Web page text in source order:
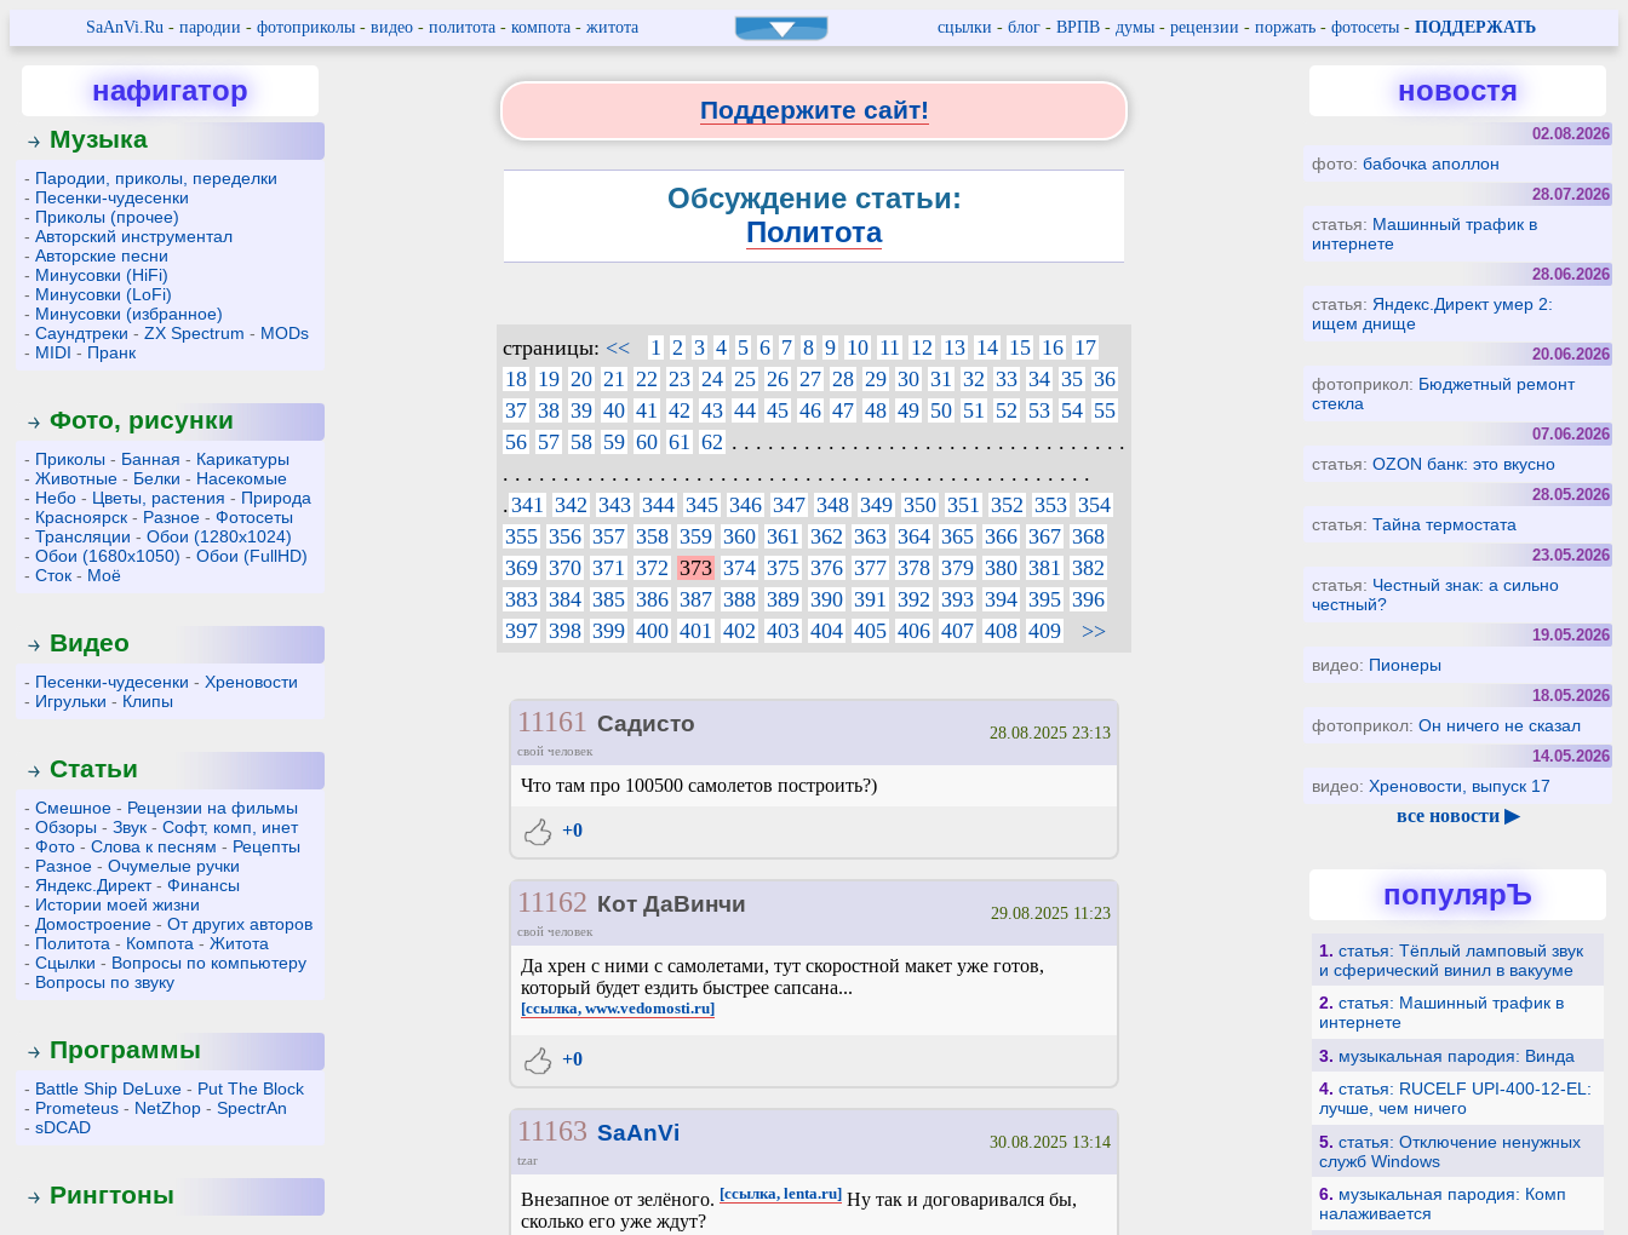
SaAnVi.Ru- пародии - фотоприколы- видео- политота- компота- житота сцылки - блог- ВРПВ- думы- рецензии - поржать- фотосеты - ПОДДЕРЖАТЬ
нафигатор
Музыка
- Пародии, приколы, переделки
- Песенки-чудесенки
- Приколы (прочее)
-Авторский инструментал
-Авторские песни
- Минусовки (HiFi)
- Минусовки (LoFi)
- Минусовки (избранное)
-Саундтреки -ZX Spectrum - MODs
- MIDI - Пранк
Фото, рисунки
- Приколы - Банная - Карикатуры
-Животные - Белки - Насекомые
- Небо - Цветы, растения - Природа
- Красноярск - Разное -Фотосеты
-Трансляции -Обои (1280x1024)
-Обои (1680x1050) -Обои (FullHD)
-Сток - Моё
Видео
- Песенки-чудесенки -Хреновости
- Игрульки - Клипы
Статьи
-Смешное - Рецензии на фильмы
-Обзоры -Звук -Софт, комп, инет
-Фото -Слова к песням - Рецепты
- Разное -Очумелые ручки
- Яндекс.Директ-Финансы
- Истории моей жизни
- Домостроение -От других авторов
- Политота - Компота -Житота
-Сцылки - Вопросы по компьютеру
- Вопросы по звуку
Программы
- Battle Ship DeLuxe - Put The Block
- Prometeus - NetZhop -SpectrAn
-sDCAD
Рингтоны
Поддержите сайт!
Обсуждение статьи:
Политота
страницы: << 1 2 3 4 5 6 7 8 9 10 11 12 13 14 15 16 17
18 19 20 21 22 23 24 25 26 27 28 29 30 31 32 33 34 35 36
37 38 39 40 41 42 43 44 45 46 47 48 49 50 51 52 53 54 55
56 57 58 59 60 61 62 . . . . . . . . . . . . . . . . . . . . . . . . . . . . . . . . .
. . . . . . . . . . . . . . . . . . . . . . . . . . . . . . . . . . . . . . . . . . . . . . . . .
.341 342 343 344 345 346 347 348 349 350 351 352 353 354
355 356 357 358 359 360 361 362 363 364 365 366 367 368
369 370 371 372 373 374 375 376 377 378 379 380 381 382
383 384 385 386 387 388 389 390 391 392 393 394 395 396
397 398 399 400 401 402 403 404 405 406 407 408 409 >>
11161 Садисто
свой человек
28.08.2025 23:13
Что там про 100500 самолетов построить?)
+0
11162 Кот ДаВинчи
свой человек
29.08.2025 11:23
Да хрен с ними с самолетами, тут скоростной макет уже готов,
который будет ездить быстрее сапсана...
[ссылка, www.vedomosti.ru]
+0
11163 SaAnVi
tzar
30.08.2025 13:14
Внезапное от зелёного. [ссылка, lenta.ru] Ну так и договаривался бы,
сколько его уже ждут?
новостя
02.08.2026
фото:бабочка аполлон
28.07.2026
статья: Машинный трафик в
интернете
28.06.2026
статья: Яндекс.Директ умер 2:
ищем днище
20.06.2026
фотоприкол: Бюджетный ремонт
стекла
07.06.2026
статья:OZON банк: это вкусно
28.05.2026
статья:Тайна термостата
23.05.2026
статья: Честный знак: а сильно
честный?
19.05.2026
видео: Пионеры
18.05.2026
фотоприкол:Он ничего не сказал
14.05.2026
видео:Хреновости, выпуск 17
все новости ▶
популярЪ
1. статья: Тёплый ламповый звук
и сферический винил в вакууме
2. статья: Машинный трафик в
интернете
3. музыкальная пародия: Винда
4. статья: RUCELF UPI-400-12-EL:
лучше, чем ничего
5. статья: Отключение ненужных
служб Windows
6. музыкальная пародия: Комп
налаживается